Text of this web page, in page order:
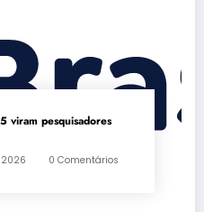
viram pesquisadores
0 Comentários